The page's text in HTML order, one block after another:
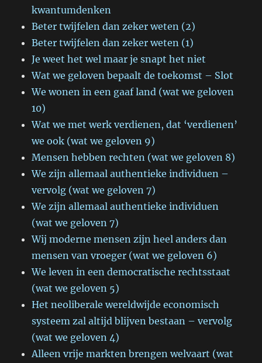
kwantumdenken
Beter twijfelen dan zeker weten (2)
Beter twijfelen dan zeker weten (1)
Je weet het wel maar je snapt het niet
Wat we geloven bepaalt de toekomst – Slot
We wonen in een gaaf land (wat we geloven
10)
Wat we met werk verdienen, dat ‘verdienen’
we ook (wat we geloven 9)
Mensen hebben rechten (wat we geloven 8)
We zijn allemaal authentieke individuen –
vervolg (wat we geloven 7)
We zijn allemaal authentieke individuen
(wat we geloven 7)
Wij moderne mensen zijn heel anders dan
mensen van vroeger (wat we geloven 6)
We leven in een democratische rechtsstaat
(wat we geloven 5)
Het neoliberale wereldwijde economisch
systeem zal altijd blijven bestaan – vervolg
(wat we geloven 4)
Alleen vrije markten brengen welvaart (wat